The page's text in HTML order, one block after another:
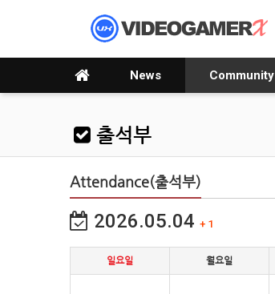
News Community
출석부
Attendance(출석부)
2026.05.04 + 1
일요일 월요일